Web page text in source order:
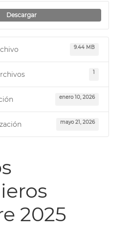
Descargar
9.44 MB
1
enero 10, 2026
mayo 21, 2026
2025